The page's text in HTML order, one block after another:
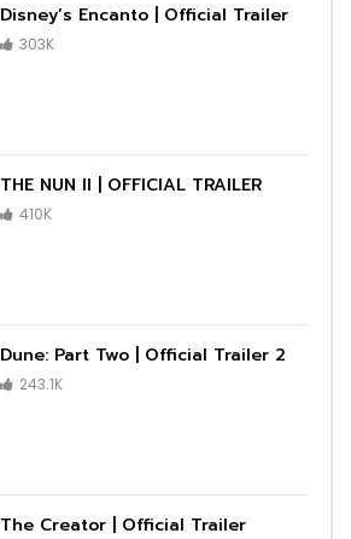
Disney’s Encanto | Official Trailer
303K
THE NUN II | OFFICIAL TRAILER
410K
Dune: Part Two | Official Trailer 2
243.1K
The Creator | Official Trailer